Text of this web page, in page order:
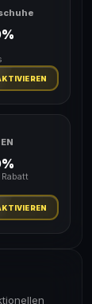
Rabatt